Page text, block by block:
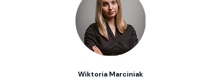
Wiktoria Marciniak